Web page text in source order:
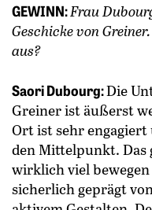
GEWINN:Frau
Geschicke von
aus?
Saori Dubourg:Die
Greiner ist äußerst
Ort ist sehr
den Mittelpunkt. Das
wirklich viel
sicherlich geprägt